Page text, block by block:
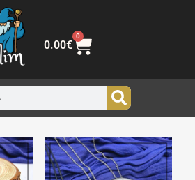
0.00€
0